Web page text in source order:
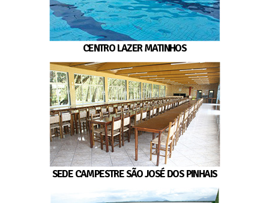
CENTRO LAZER MATINHOS
SEDE CAMPESTRE SÃO JOSÉ DOS PINHAIS